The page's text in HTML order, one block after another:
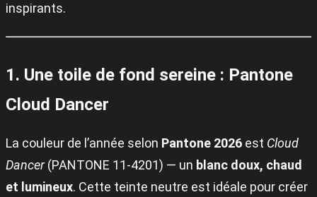
inspirants.
1. Une toile de fond sereine : Pantone
Cloud Dancer
La couleur de l’année selon Pantone 2026 est Cloud
Dancer(PANTONE 11-4201) — un blanc doux, chaud
et lumineux. Cette teinte neutre est idéale pour créer